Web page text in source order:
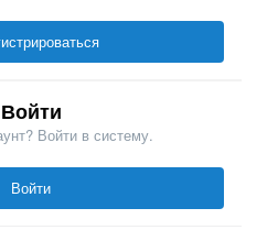
Войти
Войти в систему.
Войти